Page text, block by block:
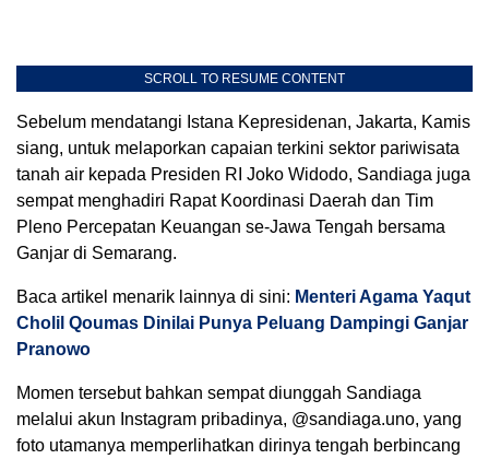
SCROLL TO RESUME CONTENT
Sebelum mendatangi Istana Kepresidenan, Jakarta, Kamis
siang, untuk melaporkan capaian terkini sektor pariwisata
tanah air kepada Presiden RI Joko Widodo, Sandiaga juga
sempat menghadiri Rapat Koordinasi Daerah dan Tim
Pleno Percepatan Keuangan se-Jawa Tengah bersama
Ganjar di Semarang.
Baca artikel menarik lainnya di sini: Menteri Agama Yaqut
Cholil Qoumas Dinilai Punya Peluang Dampingi Ganjar
Pranowo
Momen tersebut bahkan sempat diunggah Sandiaga
melalui akun Instagram pribadinya, @sandiaga.uno, yang
foto utamanya memperlihatkan dirinya tengah berbincang